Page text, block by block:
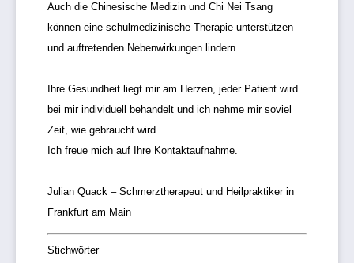
Auch die Chinesische Medizin und Chi Nei Tsang
können eine schulmedizinische Therapie unterstützen
und auftretenden Nebenwirkungen lindern.
Ihre Gesundheit liegt mir am Herzen, jeder Patient wird
bei mir individuell behandelt und ich nehme mir soviel
Zeit, wie gebraucht wird.
Ich freue mich auf Ihre Kontaktaufnahme.
Julian Quack – Schmerztherapeut und Heilpraktiker in
Frankfurt am Main
Stichwörter